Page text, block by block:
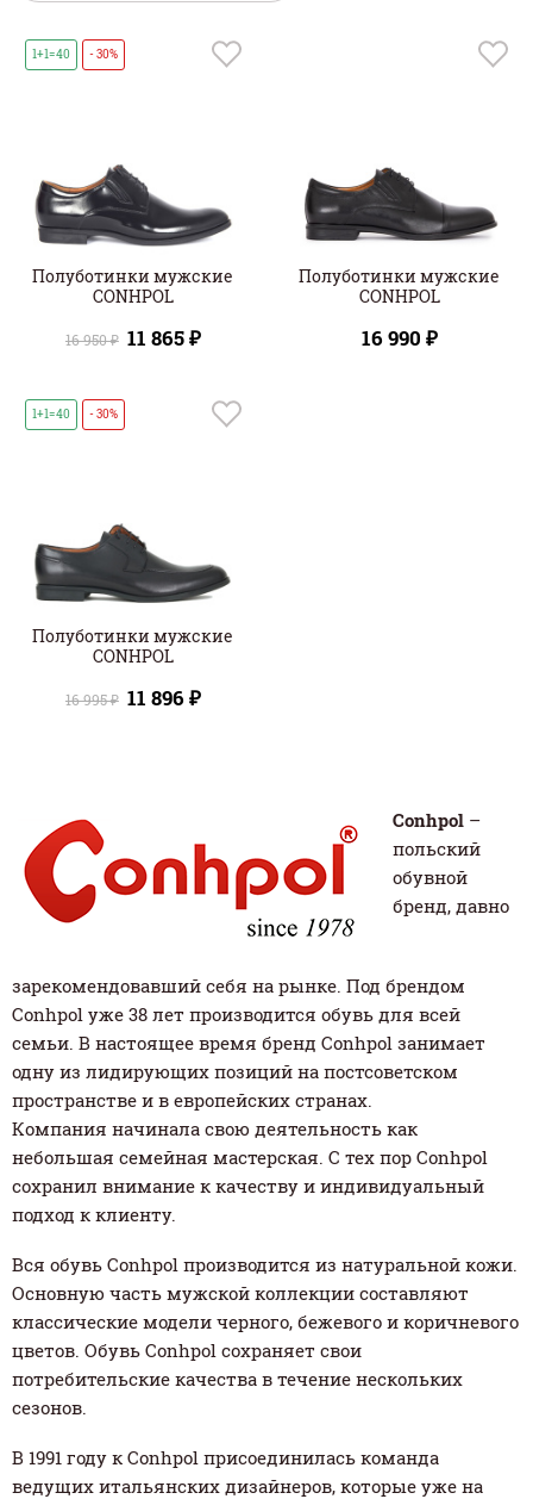
1+1=40 - 30%
Полуботинки мужские
CONHPOL
16 950 ₽ 11 865 ₽
Полуботинки мужские
CONHPOL
16 990 ₽
1+1=40 - 30%
Полуботинки мужские
CONHPOL
16 995 ₽ 11 896 ₽
Conhpol –
польский
обувной
бренд, давно
зарекомендовавший себя на рынке. Под брендом
Conhpol уже 38 лет производится обувь для всей
семьи. В настоящее время бренд Conhpol занимает
одну из лидирующих позиций на постсоветском
пространстве и в европейских странах.
Компания начинала свою деятельность как
небольшая семейная мастерская. С тех пор Conhpol
сохранил внимание к качеству и индивидуальный
подход к клиенту.
Вся обувь Conhpol производится из натуральной кожи.
Основную часть мужской коллекции составляют
классические модели черного, бежевого и коричневого
цветов. Обувь Conhpol сохраняет свои
потребительские качества в течение нескольких
сезонов.
В 1991 году к Conhpol присоединилась команда
ведущих итальянских дизайнеров, которые уже на